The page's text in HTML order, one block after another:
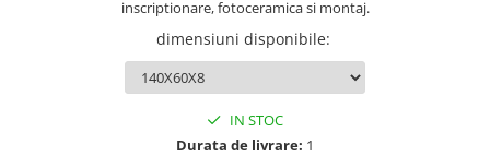
inscriptionare, fotoceramica si montaj.
dimensiuni disponibile:
IN STOC
Durata de livrare: 1